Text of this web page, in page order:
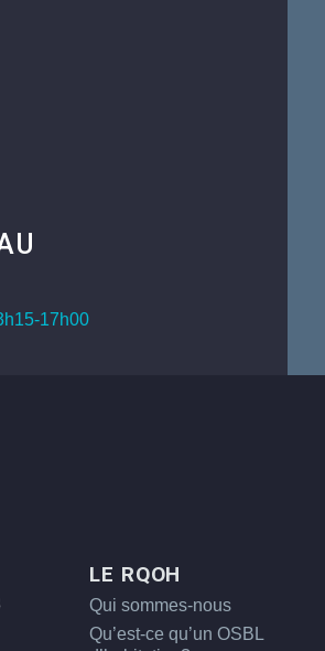
17h00
LE RQOH
Qui sommes-nous
Qu’est-ce qu’un OSBL